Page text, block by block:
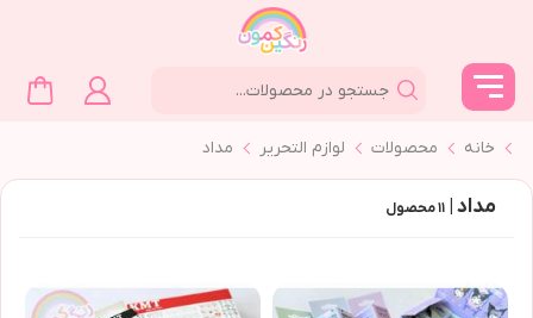
خانه محصولات لوازم التحرير مداد
مداد | ۱۱محصول